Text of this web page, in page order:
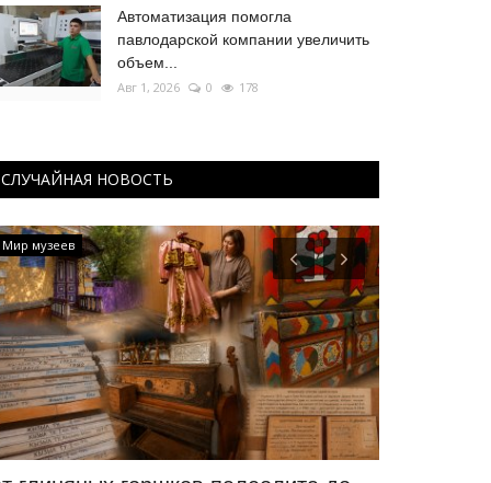
Автоматизация помогла
павлодарской компании увеличить
объем...
Авг 1, 2026 0 178
СЛУЧАЙНАЯ НОВОСТЬ
Мир музеев